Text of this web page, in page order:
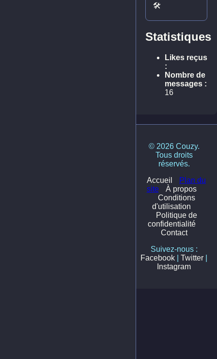
🛠️
Statistiques
Likes reçus
:
Nombre de
messages :
16
© 2026 Couzy.
Tous droits
réservés.
Accueil
Plan du
site
À propos
Conditions
d'utilisation
Politique de
confidentialité
Contact
Suivez-nous :
Facebook
Twitter
Instagram